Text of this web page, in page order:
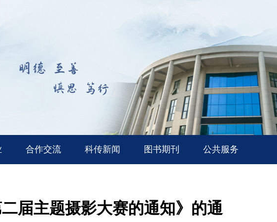
合作交流 科传新闻 图书期刊 公共服务
届主题摄影大赛的通知》的通